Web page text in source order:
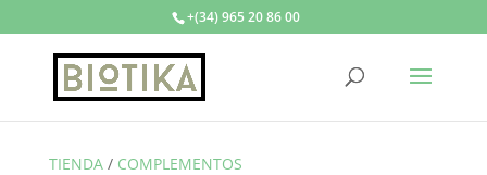
+(34) 965 20 86 00
TIENDA/ COMPLEMENTOS